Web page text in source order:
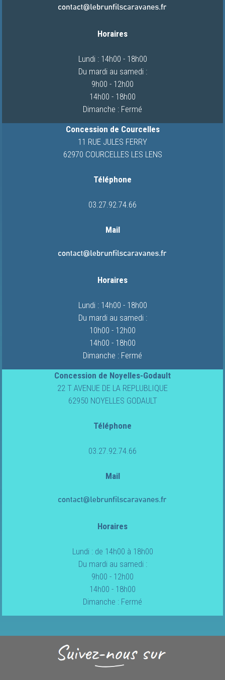
Horaires
Lundi : 14h00 - 18h00
Du mardi au samedi :
9h00 - 12h00
14h00 - 18h00
Dimanche : Fermé
Concession de Courcelles
11 RUE JULES FERRY
62970 COURCELLES LES LENS
Téléphone
03.27.92.74.66
Mail
Horaires
Lundi : 14h00 - 18h00
Du mardi au samedi :
10h00 - 12h00
14h00 - 18h00
Dimanche : Fermé
Concession de Noyelles-Godault
22 T AVENUE DE LA REPLUBLIQUE
62950 NOYELLES GODAULT
Téléphone
03.27.92.74.66
Mail
Horaires
Lundi : de 14h00 à 18h00
Du mardi au samedi :
9h00 - 12h00
14h00 - 18h00
Dimanche : Fermé